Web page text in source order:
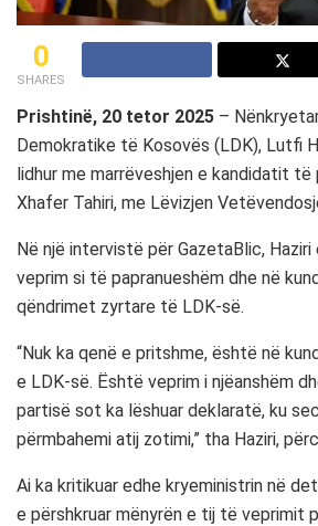
0
SHARES
Prishtinë, 20 tetor 2025 –
Demokratike të Kosovës (LDK), Lutfi
lidhur me marrëveshjen e kandidatit të
Xhafer Tahiri, me Lëvizjen
Në një intervistë për GazetaBlic,
veprim si të papranueshëm dhe në
qëndrimet zyrtare të LDK-së.
“Nuk ka qenë e pritshme, është në
e LDK-së. Është veprim i njëanshëm
partisë sot ka lëshuar deklaratë, ku
përmbahemi atij zotimi,” tha Haziri,
Ai ka kritikuar edhe kryeministrin në
e përshkruar mënyrën e tij të veprimit